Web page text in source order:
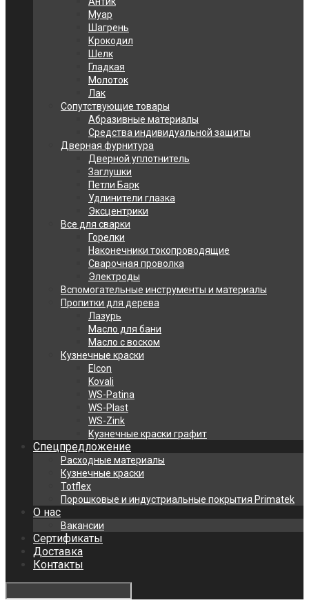
Муар
Шагрень
Крокодил
Шелк
Гладкая
Молоток
Лак
Сопутствующие товары
Абразивные материалы
Средства индивидуальной защиты
Дверная фурнитура
Дверной уплотнитель
Заглушки
Петли Барк
Удлинители глазка
Эксцентрики
Все для сварки
Горелки
Наконечники токопроводящие
Сварочная проволка
Электроды
Вспомогательные инструменты и материалы
Пропитки для дерева
Лазурь
Масло для бани
Масло с воском
Кузнечные краски
Elcon
Kovali
WS-Patina
WS-Plast
WS-Zink
Кузнечные краски графит
Спецпредложение
Расходные материалы
Кузнечные краски
Totflex
Порошковые и индустриальные покрытия Primatek
О нас
Вакансии
Сертификаты
Доставка
Контакты